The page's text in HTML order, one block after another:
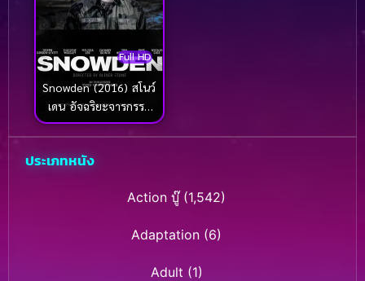
Full HD
Snowden (2016) สโนว์
เดน อัจฉริยะจารกรรม
เขย่ามหาอำนาจ
ประเภทหนัง
Action บู๊(1,542)
Adaptation (6)
Adult (1)